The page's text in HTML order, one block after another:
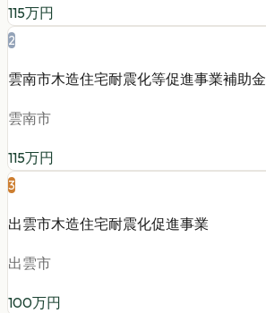
115万円
2
雲南市木造住宅耐震化等促進事業補助金
雲南市
115万円
3
出雲市木造住宅耐震化促進事業
出雲市
100万円